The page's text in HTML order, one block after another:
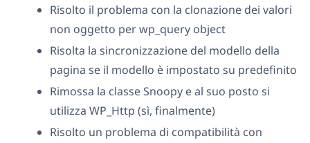
Risolto il problema con la clonazione dei valori
non oggetto per wp_query object
Risolta la sincronizzazione del modello della
pagina se il modello è impostato su predefinito
Rimossa la classe Snoopy e al suo posto si
utilizza WP_Http (sì, finalmente)
Risolto un problema di compatibilità con